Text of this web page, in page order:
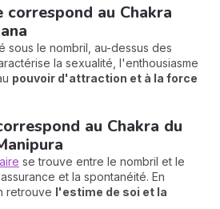
correspond au Chakra
sous le nombril, au-dessus des
la sexualité, l'enthousiasme
pouvoir d'attraction et à la force
au Chakra du
se trouve entre le nombril et le
et la spontanéité. En
retrouve l'estime de soi et la